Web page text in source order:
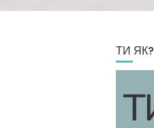
ТИ ЯК?